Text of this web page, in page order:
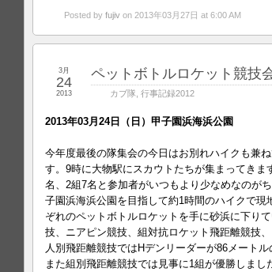
Posted by fujiv on 2013年03月27日 at 6:00 AM
ペットボトルロケット競技
カブ隊 行事記録2012
3月
24
2013
2013年03月24日（日）甲子園浜海浜公園
今年度最後の隊集会の今日はお別れハイクも兼
す。9時に大物駅にスカウトたちが集まってきま
名、2組7名と参加者がいつもより少なめなのが
子園浜海浜公園を目指して約1時間のハイクで現
ぞれのペットボトルロケットを手に砂浜に下り
技、ニアピン競技、組対抗ロケット飛距離競技
人別飛距離競技ではHデンリーダーが86メートル
また組別飛距離競技では見事に1組が優勝しま